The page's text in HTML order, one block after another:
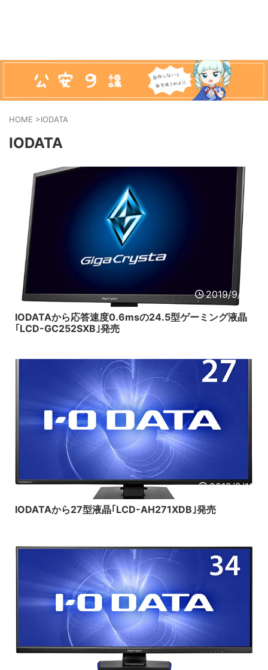
HOME >IODATA
IODATA
2019/9/25
IODATAから応答速度0.6msの24.5型ゲーミング液晶
｢LCD-GC252SXB｣発売
2019/9/11
IODATAから27型液晶｢LCD-AH271XDB｣発売